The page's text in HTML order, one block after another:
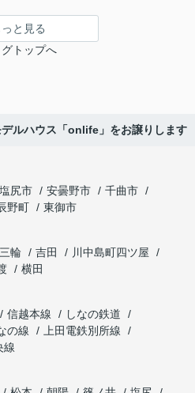
っと見る
トップへ
ルハウス「onlife」をお譲りします
塩尻市 安曇野市
千曲市
野町
東御市
三輪 吉田
川中島町四ツ屋
横田
信越本線
しなの鉄道
の線
上田電鉄別所線
線